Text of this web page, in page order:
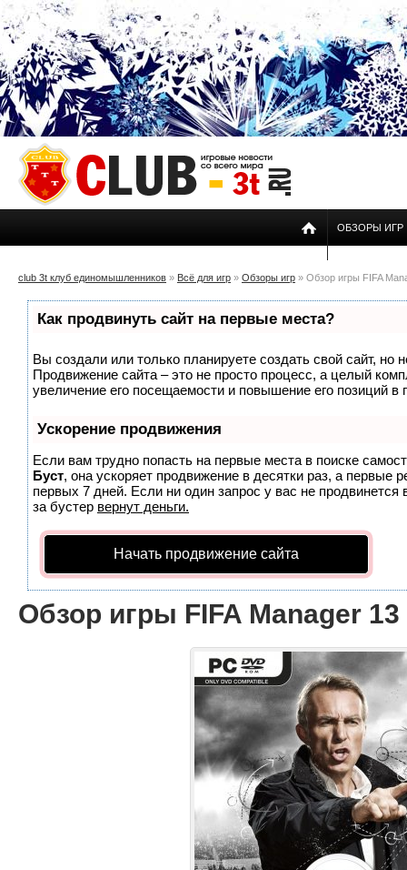
ОБЗОРЫ ИГР
club 3t клуб единомышленников » Всё для игр » Обзоры игр » Обзор игры FIFA
Как продвинуть сайт на первые места?
Вы создали или только планируете создать свой сайт, но
Продвижение сайта – это не просто процесс, а целый
увеличение его посещаемости и повышение его позиций в
Ускорение продвижения
Если вам трудно попасть на первые места в поиске
Буст, она ускоряет продвижение в десятки раз, а первые
первых 7 дней. Если ни один запрос у вас не продвинется
за бустер вернут деньги.
Начать продвижение сайта
Обзор игры FIFA Manager 13